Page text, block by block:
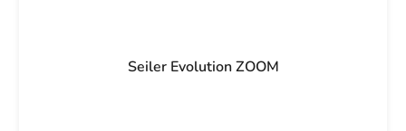
Seiler Evolution ZOOM